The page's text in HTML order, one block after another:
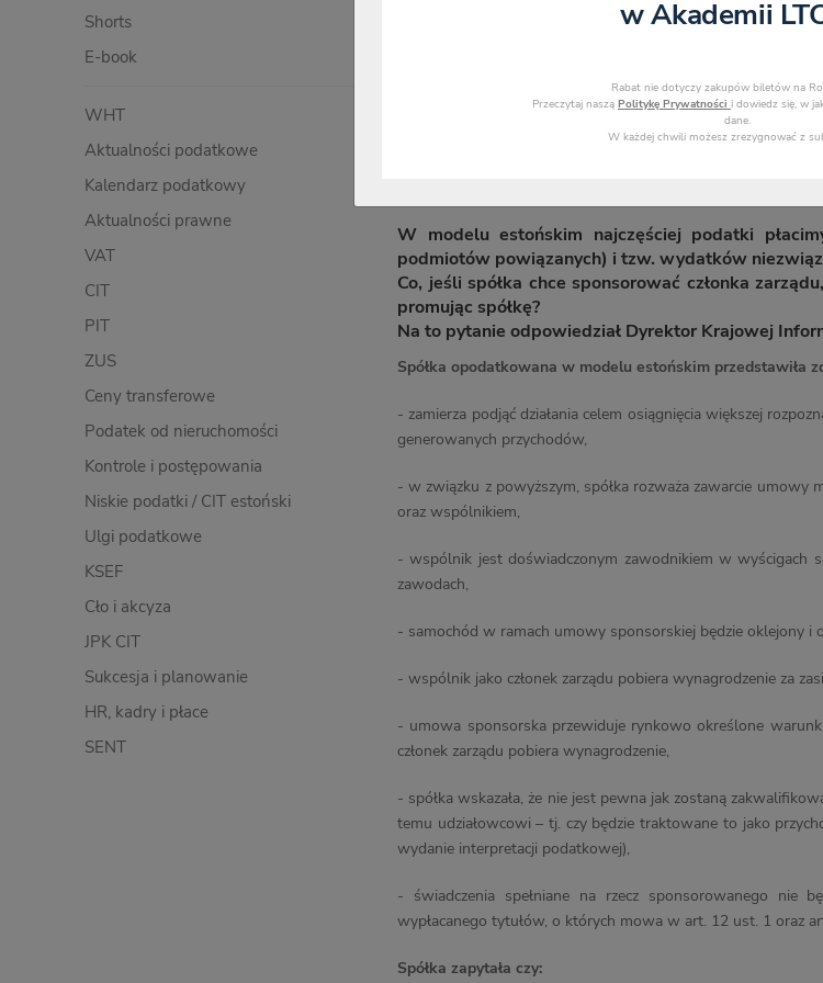
W modelu estońskim najczęściej podatki
podmiotów powiązanych) i tzw. wydatków
Co, jeśli spółka chce sponsorować członka
promując spółkę?
Na to pytanie odpowiedział Dyrektor Krajowej
Spółka opodatkowana w modelu estońskim przedstawiła
- zamierza podjąć działania celem osiągnięcia większej
generowanych przychodów,
- w związku z powyższym, spółka rozważa zawarcie umowy
oraz wspólnikiem,
- wspólnik jest doświadczonym zawodnikiem w wyścigach
zawodach,
- samochód w ramach umowy sponsorskiej będzie oklejony i
- wspólnik jako członek zarządu pobiera wynagrodzenie za
- umowa sponsorska przewiduje rynkowo określone
członek zarządu pobiera wynagrodzenie,
- spółka wskazała, że nie jest pewna jak zostaną
temu udziałowcowi – tj. czy będzie traktowane to jako
wydanie interpretacji podatkowej),
- świadczenia spełniane na rzecz sponsorowanego nie
wypłacanego tytułów, o których mowa w art. 12 ust. 1 oraz
Spółka zapytała czy:
Shorts
E-book
WHT
Aktualności podatkowe
Kalendarz podatkowy
Aktualności prawne
VAT
CIT
PIT
ZUS
Ceny transferowe
Podatek od nieruchomości
Kontrole i postępowania
Niskie podatki / CIT estoński
Ulgi podatkowe
KSEF
Cło i akcyza
JPK CIT
Sukcesja i planowanie
HR, kadry i płace
SENT
w Akademii
Rabat nie dotyczy zakupów biletów na
Przeczytaj naszą Politykę Prywatności i dowiedz się, w
dane.
W każdej chwili możesz zrezygnować z